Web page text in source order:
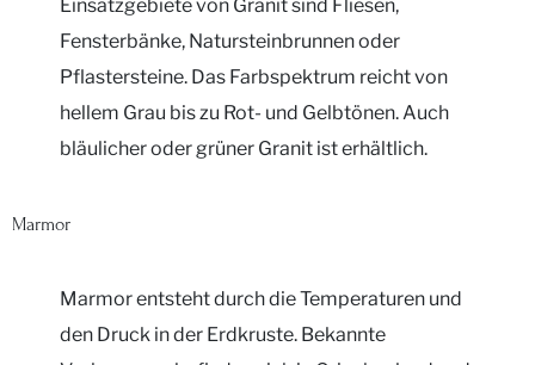
Einsatzgebiete von Granit sind Fliesen,
Fensterbänke, Natursteinbrunnen oder
Pflastersteine. Das Farbspektrum reicht von
hellem Grau bis zu Rot- und Gelbtönen. Auch
bläulicher oder grüner Granit ist erhältlich.
Marmor
Marmor entsteht durch die Temperaturen und
den Druck in der Erdkruste. Bekannte